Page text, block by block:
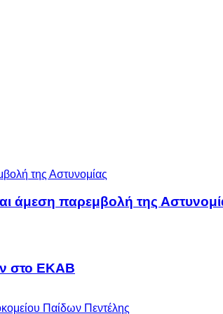
άμεση παρεμβολή της
στο ΕΚΑΒ